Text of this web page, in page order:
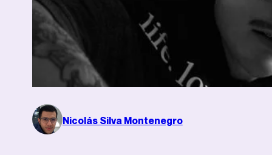
Nicolás Silva Montenegro